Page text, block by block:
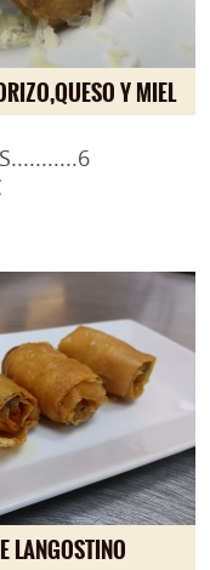
Y MIEL
LANGOSTINO